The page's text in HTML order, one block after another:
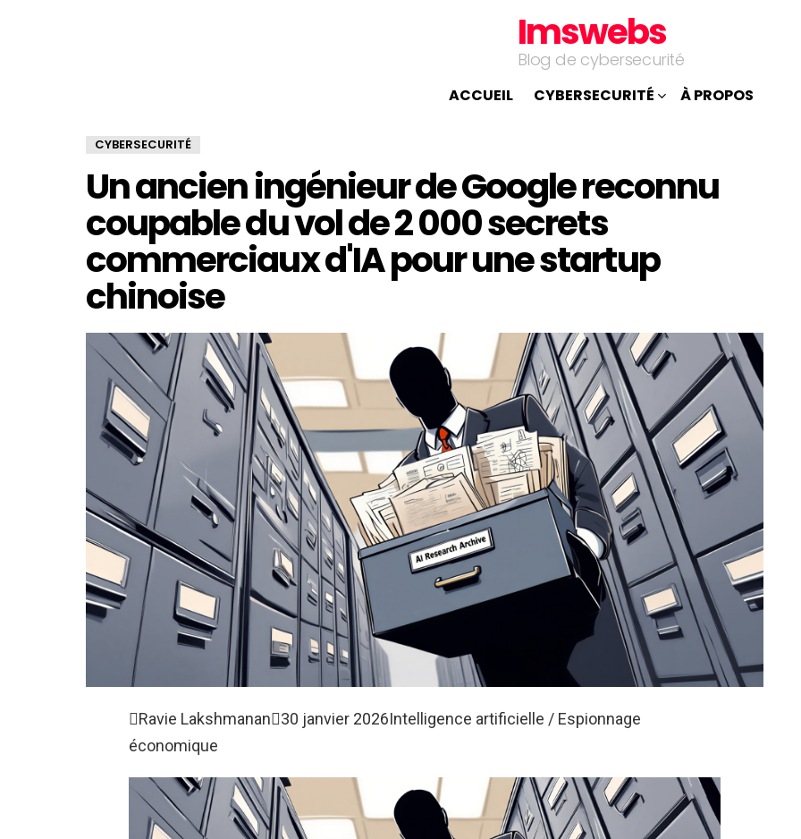
Imswebs
Blog de cybersecurité
ACCUEIL CYBERSECURITÉ À PROPOS
CYBERSECURITÉ
Un ancien ingénieur de Google reconnu
coupable du vol de 2 000 secrets
commerciaux d'IA pour une startup
chinoise
Ravie Lakshmanan30 janvier 2026Intelligence artificielle / Espionnage
économique